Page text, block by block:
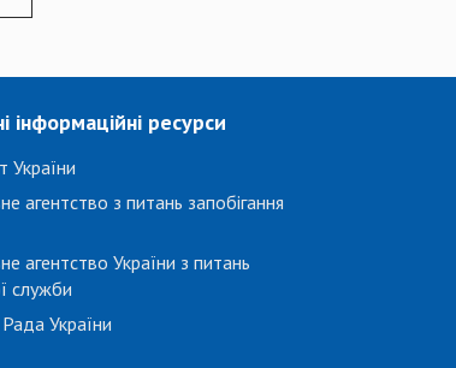
інформаційні ресурси
України
агентство з питань запобігання
агентство України з питань
служби
України